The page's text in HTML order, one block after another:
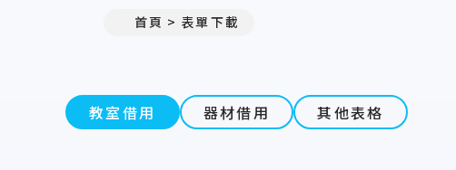
首頁 表單下載
教室借用 器材借用 其他表格